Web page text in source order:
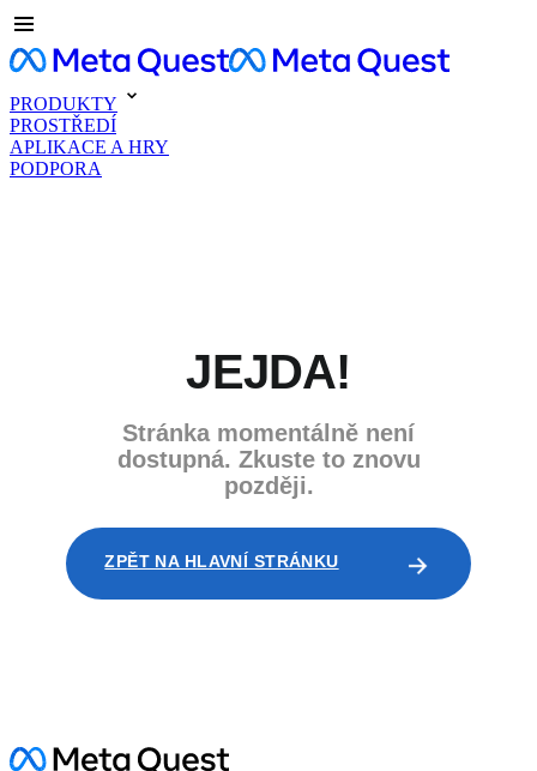
PRODUKTY
PROSTŘEDÍ
APLIKACE A HRY
PODPORA
JEJDA!
Stránka momentálně není
dostupná. Zkuste to znovu
později.
ZPĚT NA HLAVNÍ STRÁNKU